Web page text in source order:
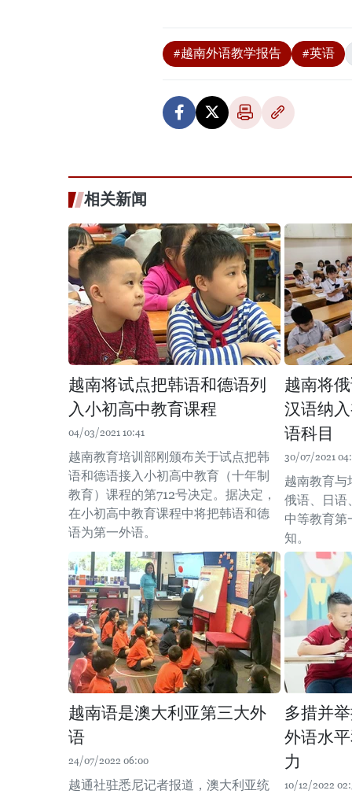
#越南外语教学报告 #英语
相关新闻
越南将试点把韩语和德语列
入小初高中教育课程
04/03/2021 10:41
越南教育培训部刚颁布关于试点把韩
语和德语接入小初高中教育（十年制
教育）课程的第712号决定。据决定，
在小初高中教育课程中将把韩语和德
语为第一外语。
越南将
汉语纳
语科目
30/07/2021
越南教育与
俄语、日语
中等教育第
知。
越南语是澳大利亚第三大外
语
24/07/2022 06:00
越通社驻悉尼记者报道，澳大利亚统
多措并
外语水
力
10/12/2022